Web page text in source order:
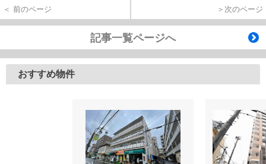
＜ 前のページ ＞次のページ
記事一覧ページへ
おすすめ物件